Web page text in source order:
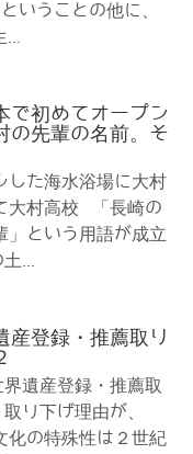
いうことの他に、
で初めてオープン
の先輩の名前。そ
した海水浴場に大村
大村高校 「長崎の
」という用語が成立
...
産登録・推薦取り
遺産登録・推薦取
り下げ理由が、
化の特殊性は２世紀